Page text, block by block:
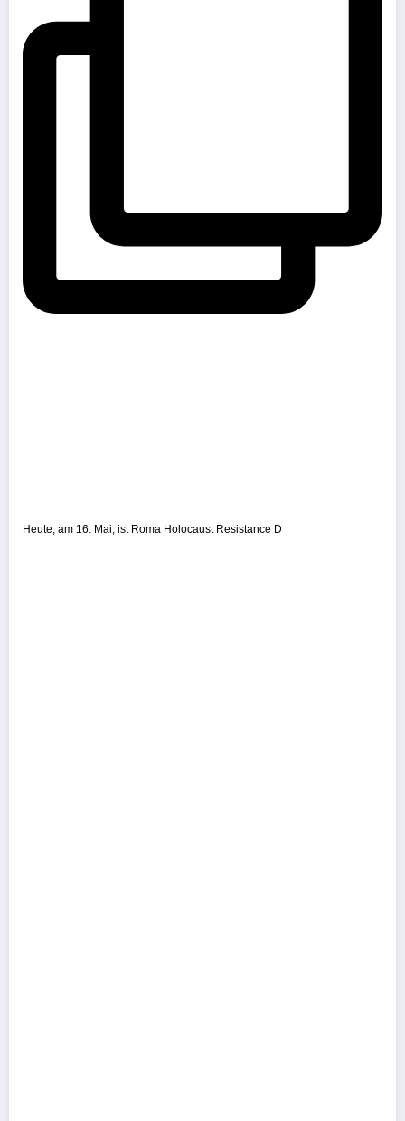
Heute, am 16. Mai, ist Roma Holocaust Resistance D